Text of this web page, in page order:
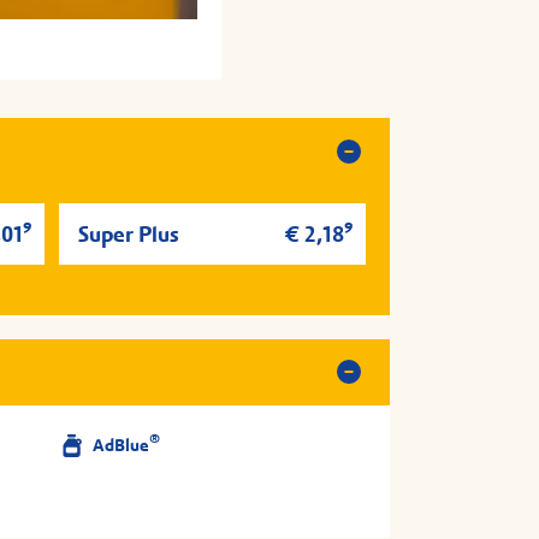
9 Super Plus € 2,189
AdBlue®